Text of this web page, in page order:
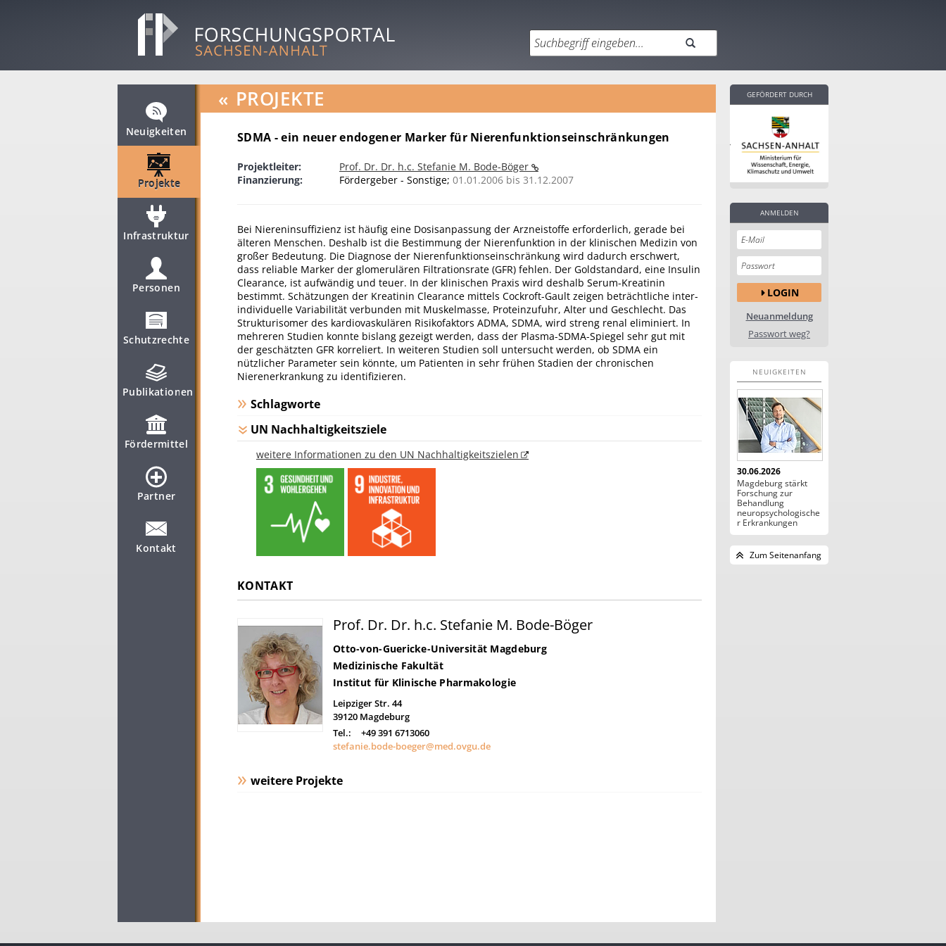
Neuigkeiten
Projekte
Infrastruktur
Personen
Schutzrechte
Publikationen
Fördermittel
Partner
Kontakt
« PROJEKTE
SDMA - ein neuer endogener Marker für Nierenfunktionseinschränkungen
Projektleiter:
Prof. Dr. Dr. h.c. Stefanie M. Bode-Böger
Finanzierung:
Fördergeber - Sonstige; 01.01.2006 bis 31.12.2007
Bei Niereninsuffizienz ist häufig eine Dosisanpassung der Arzneistoffe erforderlich, gerade bei
älteren Menschen. Deshalb ist die Bestimmung der Nierenfunktion in der klinischen Medizin von
großer Bedeutung. Die Diagnose der Nierenfunktionseinschränkung wird dadurch erschwert,
dass reliable Marker der glomerulären Filtrationsrate (GFR) fehlen. Der Goldstandard, eine Insulin
Clearance, ist aufwändig und teuer. In der klinischen Praxis wird deshalb Serum-Kreatinin
bestimmt. Schätzungen der Kreatinin Clearance mittels Cockroft-Gault zeigen beträchtliche inter-
individuelle Variabilität verbunden mit Muskelmasse, Proteinzufuhr, Alter und Geschlecht. Das
Strukturisomer des kardiovaskulären Risikofaktors ADMA, SDMA, wird streng renal eliminiert. In
mehreren Studien konnte bislang gezeigt werden, dass der Plasma-SDMA-Spiegel sehr gut mit
der geschätzten GFR korreliert. In weiteren Studien soll untersucht werden, ob SDMA ein
nützlicher Parameter sein könnte, um Patienten in sehr frühen Stadien der chronischen
Nierenerkrankung zu identifizieren.
Schlagworte
UN Nachhaltigkeitsziele
weitere Informationen zu den UN Nachhaltigkeitszielen
KONTAKT
Prof. Dr. Dr. h.c. Stefanie M. Bode-Böger
Otto-von-Guericke-Universität Magdeburg
Medizinische Fakultät
Institut für Klinische Pharmakologie
Leipziger Str. 44
39120 Magdeburg
Tel.:
+49 391 6713060
stefanie.bode-boeger@med.ovgu.de
weitere Projekte
GEFÖRDERT DURCH
ANMELDEN
LOGIN
Neuanmeldung
Passwort weg?
NEUIGKEITEN
30.06.2026
Magdeburg stärkt
Forschung zur
Behandlung
neuropsychologische
r Erkrankungen
Zum Seitenanfang